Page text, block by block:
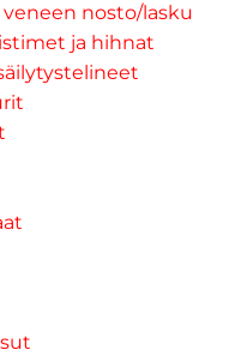
nosto/lasku
ja hihnat